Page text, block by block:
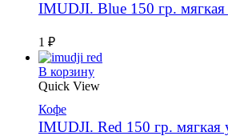
IMUDJI. Blue 150 гр. мягкая
1 ₽
В корзину
Quick View
Кофе
IMUDJI. Red 150 гр. мягкая